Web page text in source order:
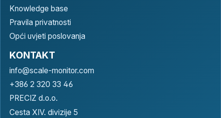
Knowledge base
Pravila privatnosti
Opći uvjeti poslovanja
KONTAKT
info@scale-monitor.com
+386 2 320 33 46
PRECIZ d.o.o.
Cesta XIV. divizije 5